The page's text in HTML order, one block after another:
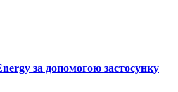
за допомогою застосунку